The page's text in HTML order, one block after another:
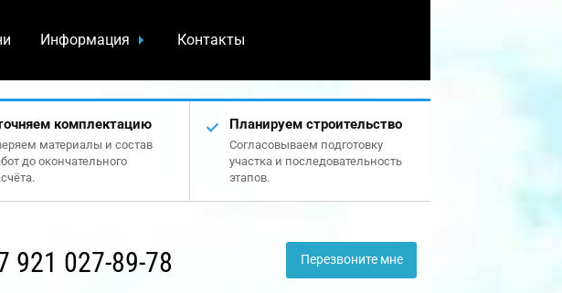
Информация Контакты
комплектацию
материалы и состав
до окончательного
Планируем строительство
Согласовываем подготовку
участка и последовательность
этапов.
921 027-89-78 Перезвоните мне